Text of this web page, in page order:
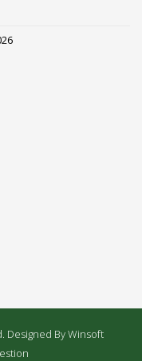
Designed By Winsoft